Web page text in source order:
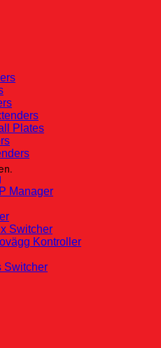
Plates
Manager
Switcher
Kontroller
Switcher